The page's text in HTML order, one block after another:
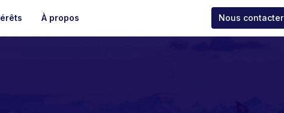
À propos Nous contacter